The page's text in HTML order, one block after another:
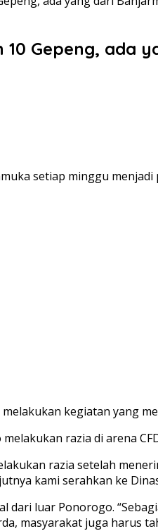
10 Gepeng, ada
setiap minggu
kegiatan yang
razia di arena
razia setelah
kami serahkan ke
dari luar Ponorogo.
masyarakat juga harus